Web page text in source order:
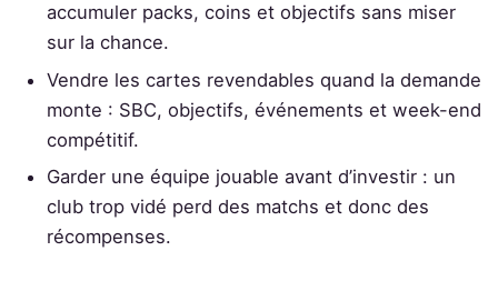
accumuler packs, coins et objectifs sans miser
sur la chance.
Vendre les cartes revendables quand la demande
monte : SBC, objectifs, événements et week-end
compétitif.
Garder une équipe jouable avant d’investir : un
club trop vidé perd des matchs et donc des
récompenses.